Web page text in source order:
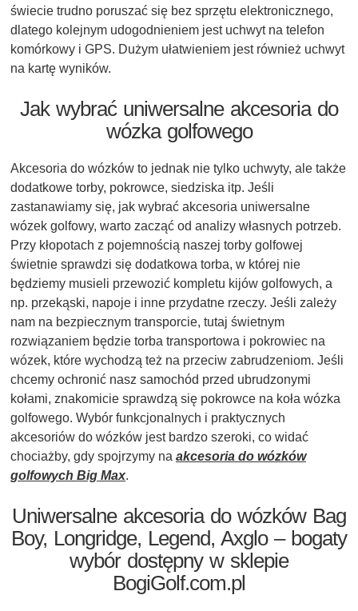
świecie trudno poruszać się bez sprzętu elektronicznego,
dlatego kolejnym udogodnieniem jest uchwyt na telefon
komórkowy i GPS. Dużym ułatwieniem jest również uchwyt
na kartę wyników.
Jak wybrać uniwersalne akcesoria do
wózka golfowego
Akcesoria do wózków to jednak nie tylko uchwyty, ale także
dodatkowe torby, pokrowce, siedziska itp. Jeśli
zastanawiamy się, jak wybrać akcesoria uniwersalne
wózek golfowy, warto zacząć od analizy własnych potrzeb.
Przy kłopotach z pojemnością naszej torby golfowej
świetnie sprawdzi się dodatkowa torba, w której nie
będziemy musieli przewozić kompletu kijów golfowych, a
np. przekąski, napoje i inne przydatne rzeczy. Jeśli zależy
nam na bezpiecznym transporcie, tutaj świetnym
rozwiązaniem będzie torba transportowa i pokrowiec na
wózek, które wychodzą też na przeciw zabrudzeniom. Jeśli
chcemy ochronić nasz samochód przed ubrudzonymi
kołami, znakomicie sprawdzą się pokrowce na koła wózka
golfowego. Wybór funkcjonalnych i praktycznych
akcesoriów do wózków jest bardzo szeroki, co widać
chociażby, gdy spojrzymy na akcesoria do wózków
golfowych Big Max.
Uniwersalne akcesoria do wózków Bag
Boy, Longridge, Legend, Axglo – bogaty
wybór dostępny w sklepie
BogiGolf.com.pl